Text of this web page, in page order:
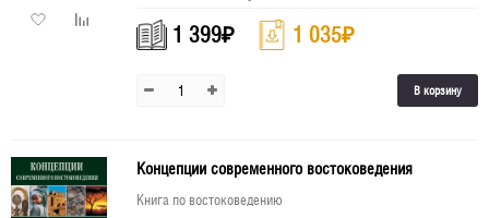
1 399₽ 1 035₽
В корзину
Концепции современного востоковедения
Книга по востоковедению